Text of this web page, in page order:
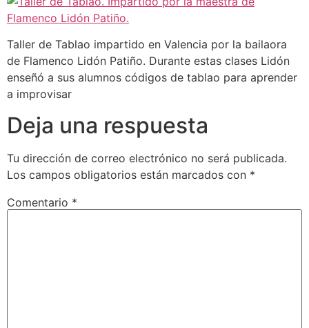
Taller de Tablao impartido en Valencia por la bailaora
de Flamenco Lidón Patiño. Durante estas clases Lidón
enseñó a sus alumnos códigos de tablao para aprender
a improvisar
Deja una respuesta
Tu dirección de correo electrónico no será publicada.
Los campos obligatorios están marcados con *
Comentario *